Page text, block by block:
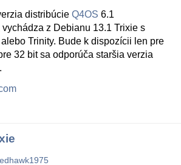
distribúcie Q4OS 6.1
z Debianu 13.1 Trixie s
Trinity. Bude k dispozícii len pre
32 bit sa odporúča staršia verzia